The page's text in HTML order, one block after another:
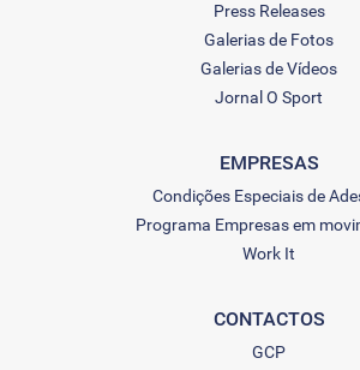
Press Releases
Galerias de Fotos
Galerias de Vídeos
Jornal O Sport
EMPRESAS
Condições Especiais de
Programa Empresas em
Work It
CONTACTOS
GCP